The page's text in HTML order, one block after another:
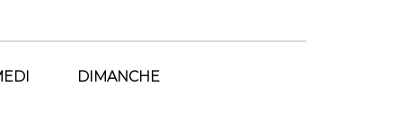
DIMANCHE